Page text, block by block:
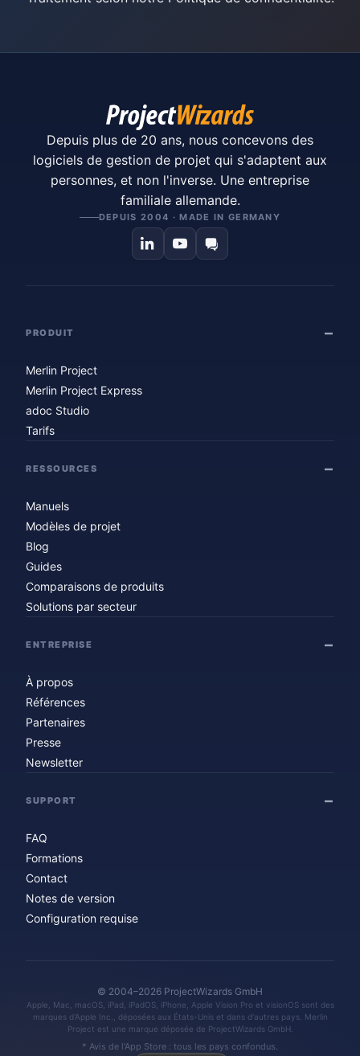
Depuis plus de 20 ans, nous concevons des
logiciels de gestion de projet qui s'adaptent aux
personnes, et non l'inverse. Une entreprise
familiale allemande.
DEPUIS 2004 · MADE IN GERMANY
PRODUIT
Merlin Project
Merlin Project Express
adoc Studio
Tarifs
RESSOURCES
Manuels
Modèles de projet
Blog
Guides
Comparaisons de produits
Solutions par secteur
ENTREPRISE
À propos
Références
Partenaires
Presse
Newsletter
SUPPORT
FAQ
Formations
Contact
Notes de version
Configuration requise
© 2004–2026 ProjectWizards GmbH
Apple, Mac, macOS, iPad, iPadOS, iPhone, Apple Vision Pro et visionOS sont des
marques d'Apple Inc., déposées aux États-Unis et dans d'autres pays. Merlin
Project est une marque déposée de ProjectWizards GmbH.
* Avis de l'App Store : tous les pays confondus.